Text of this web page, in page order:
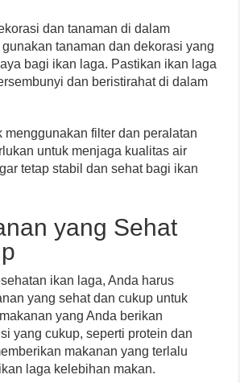
dan tanaman di dalam
tanaman dan dekorasi yang
bagi ikan laga. Pastikan ikan laga
dan beristirahat di dalam
menggunakan filter dan peralatan
untuk menjaga kualitas air
tetap stabil dan sehat bagi ikan
yang Sehat
ikan laga, Anda harus
yang sehat dan cukup untuk
yang Anda berikan
yang cukup, seperti protein dan
makanan yang terlalu
laga kelebihan makan.